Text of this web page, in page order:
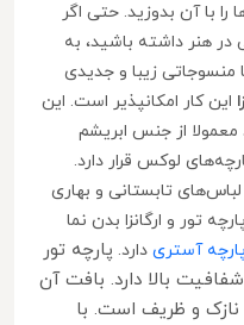
را با آن بدوزید. حتی اگر
هنر داشته باشید، به
منسوجاتی زیبا و جدیدی
این کار امکانپذیر است. این
معمولا از جنس ابریشم
لوکس قرار دارد.
تابستانی و بهاری
تور و ارگانزا بدن نما
آستری دارد. پارچه تور
بالا دارد. بافت آن
و ظریف است. با